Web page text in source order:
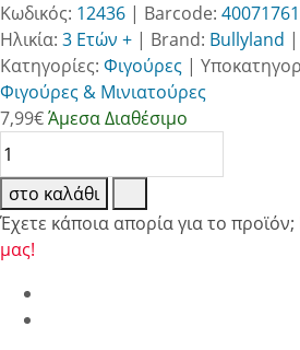
Κωδικός: 12436 | Barcode:
Ηλικία: 3 Ετών + | Brand: Bullyland |
Κατηγορίες: Φιγούρες |
Φιγούρες & Μινιατούρες
7,99€Άμεσα Διαθέσιμο
στο καλάθι
Έχετε κάποια απορία για το προϊόν;
μας!